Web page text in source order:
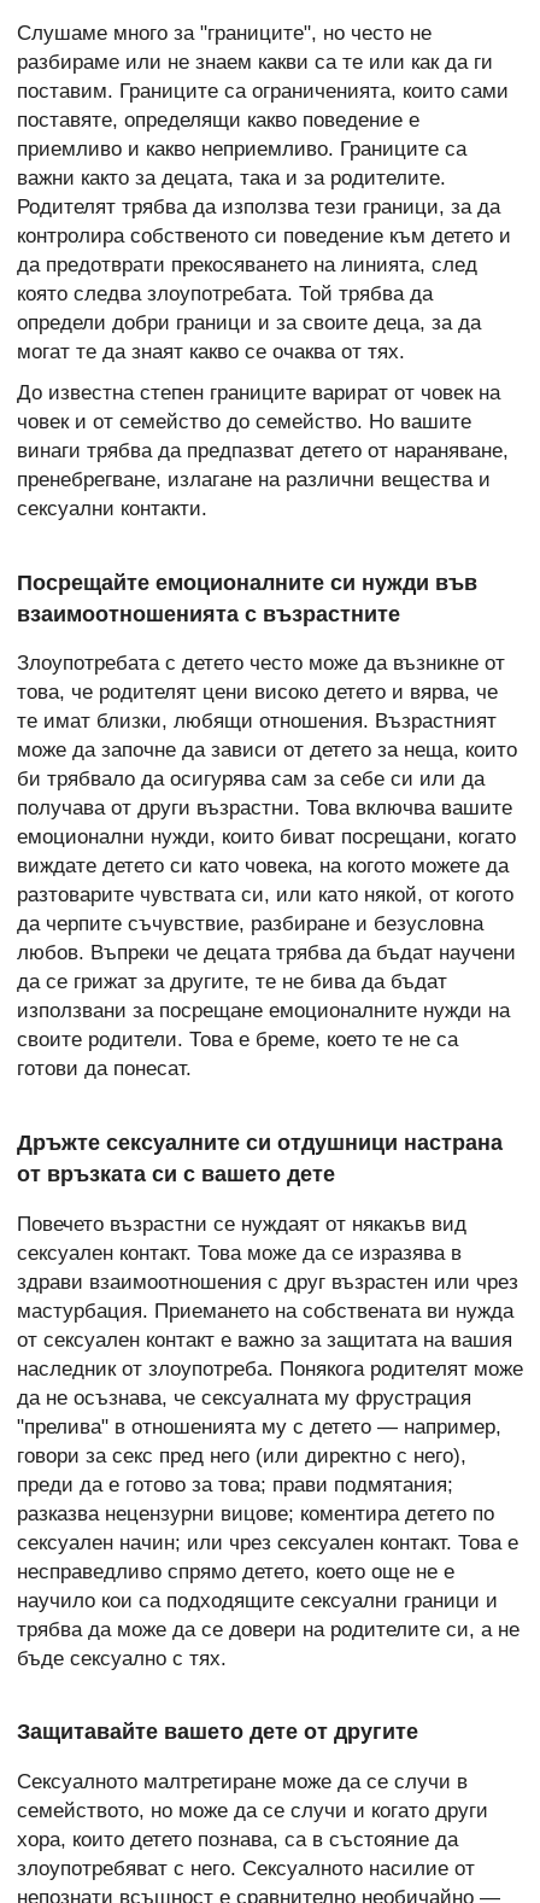
Слушаме много за "границите", но често не
разбираме или не знаем какви са те или как да ги
поставим. Границите са ограниченията, които сами
поставяте, определящи какво поведение е
приемливо и какво неприемливо. Границите са
важни както за децата, така и за родителите.
Родителят трябва да използва тези граници, за да
контролира собственото си поведение към детето и
да предотврати прекосяването на линията, след
която следва злоупотребата. Той трябва да
определи добри граници и за своите деца, за да
могат те да знаят какво се очаква от тях.
До известна степен границите варират от човек на
човек и от семейство до семейство. Но вашите
винаги трябва да предпазват детето от нараняване,
пренебрегване, излагане на различни вещества и
сексуални контакти.
Посрещайте емоционалните си нужди във
взаимоотношенията с възрастните
Злоупотребата с детето често може да възникне от
това, че родителят цени високо детето и вярва, че
те имат близки, любящи отношения. Възрастният
може да започне да зависи от детето за неща, които
би трябвало да осигурява сам за себе си или да
получава от други възрастни. Това включва вашите
емоционални нужди, които биват посрещани, когато
виждате детето си като човека, на когото можете да
разтоварите чувствата си, или като някой, от когото
да черпите съчувствие, разбиране и безусловна
любов. Въпреки че децата трябва да бъдат научени
да се грижат за другите, те не бива да бъдат
използвани за посрещане емоционалните нужди на
своите родители. Това е бреме, което те не са
готови да понесат.
Дръжте сексуалните си отдушници настрана
от връзката си с вашето дете
Повечето възрастни се нуждаят от някакъв вид
сексуален контакт. Това може да се изразява в
здрави взаимоотношения с друг възрастен или чрез
мастурбация. Приемането на собствената ви нужда
от сексуален контакт е важно за защитата на вашия
наследник от злоупотреба. Понякога родителят може
да не осъзнава, че сексуалната му фрустрация
"прелива" в отношенията му с детето — например,
говори за секс пред него (или директно с него),
преди да е готово за това; прави подмятания;
разказва нецензурни вицове; коментира детето по
сексуален начин; или чрез сексуален контакт. Това е
несправедливо спрямо детето, което още не е
научило кои са подходящите сексуални граници и
трябва да може да се довери на родителите си, а не
бъде сексуално с тях.
Защитавайте вашето дете от другите
Сексуалното малтретиране може да се случи в
семейството, но може да се случи и когато други
хора, които детето познава, са в състояние да
злоупотребяват с него. Сексуалното насилие от
непознати всъщност е сравнително необичайно —